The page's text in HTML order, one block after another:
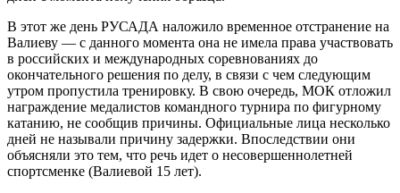
В этот же день РУСАДА наложило временное отстранение на
Валиеву — с данного момента она не имела права участвовать
в российских и международных соревнованиях до
окончательного решения по делу, в связи с чем следующим
утром пропустила тренировку. В свою очередь, МОК отложил
награждение медалистов командного турнира по фигурному
катанию, не сообщив причины. Официальные лица несколько
дней не называли причину задержки. Впоследствии они
объясняли это тем, что речь идет о несовершеннолетней
спортсменке (Валиевой 15 лет).